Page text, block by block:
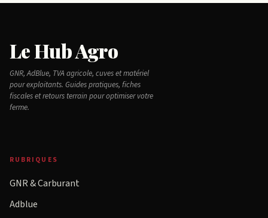
Le Hub Agro
GNR, AdBlue, TVA agricole, cuves et matériel
pour exploitants. Guides pratiques, fiches
fiscales et retours terrain pour optimiser votre
ferme.
RUBRIQUES
GNR & Carburant
Adblue